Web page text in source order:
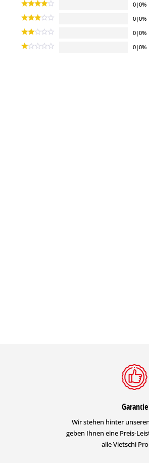
0|0%
0|0%
0|0%
0|0%
Garantie
Wir stehen hinter
geben Ihnen eine Preis-
alle Vietschi